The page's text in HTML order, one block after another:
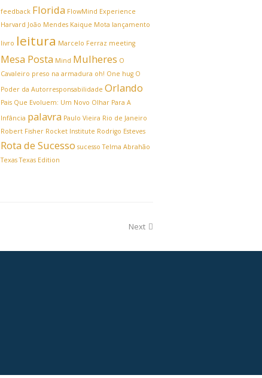
feedback Florida FlowMind Experience
Harvard João Mendes Kaique Mota lançamento
livro leitura Marcelo Ferraz meeting
Mesa Posta Mind Mulheres O
Cavaleiro preso na armadura oh! One hug O
Poder da Autorresponsabilidade Orlando
Pais Que Evoluem: Um Novo Olhar Para A
Infância palavra Paulo Vieira Rio de Janeiro
Robert Fisher Rocket Institute Rodrigo Esteves
Rota de Sucesso sucesso Telma Abrahão
Texas Texas Edition
Next